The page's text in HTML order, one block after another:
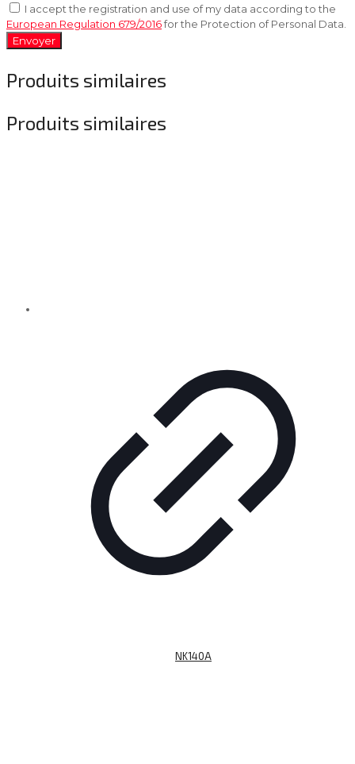
I accept the registration and use of my data according to the
European Regulation 679/2016for the Protection of Personal Data.
Envoyer
Produits similaires
Produits similaires
NK140A